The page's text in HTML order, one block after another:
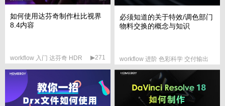
如何使用达芬奇制作杜比视界
8.4内容
workflow 入门 达芬奇 HDR ▶271
必须知道的关于特效/调色部门
物料交换的概念与知识
workflow 进阶 色彩科学 交付输出
▶388